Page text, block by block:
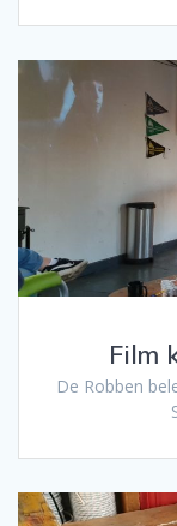
Film
De Robben